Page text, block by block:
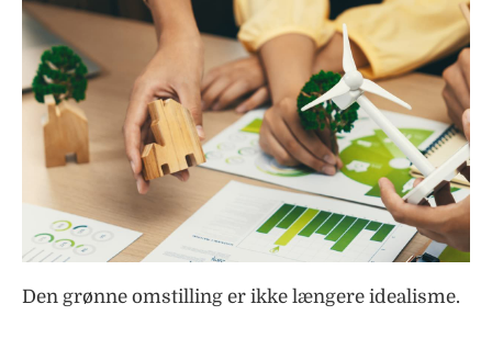
Den grønne omstilling er ikke længere idealisme.